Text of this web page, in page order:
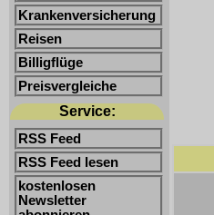
Krankenversicherung
Reisen
Billigflüge
Preisvergleiche
Service:
RSS Feed
RSS Feed lesen
kostenlosen
Newsletter